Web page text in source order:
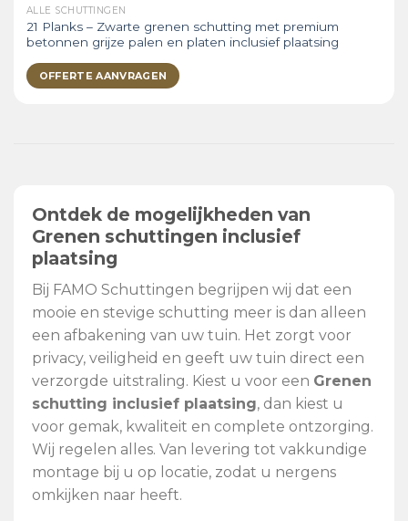
ALLE SCHUTTINGEN
21 Planks – Zwarte grenen schutting met premium
betonnen grijze palen en platen inclusief plaatsing
OFFERTE AANVRAGEN
Ontdek de mogelijkheden van
Grenen schuttingen inclusief
plaatsing
Bij FAMO Schuttingen begrijpen wij dat een
mooie en stevige schutting meer is dan alleen
een afbakening van uw tuin. Het zorgt voor
privacy, veiligheid en geeft uw tuin direct een
verzorgde uitstraling. Kiest u voor een Grenen
schutting inclusief plaatsing, dan kiest u
voor gemak, kwaliteit en complete ontzorging.
Wij regelen alles. Van levering tot vakkundige
montage bij u op locatie, zodat u nergens
omkijken naar heeft.